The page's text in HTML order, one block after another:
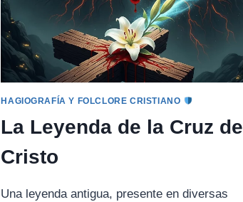
HAGIOGRAFÍA Y FOLCLORE CRISTIANO
La Leyenda de la Cruz de
Cristo
Una leyenda antigua, presente en diversas